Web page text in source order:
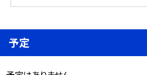
予定